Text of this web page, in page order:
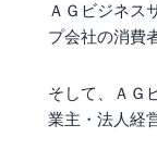
ＡＧ
デ
ＡＧ
ＡＧビジネス
プ会社の消費
そして、ＡＧ
業主・法人経